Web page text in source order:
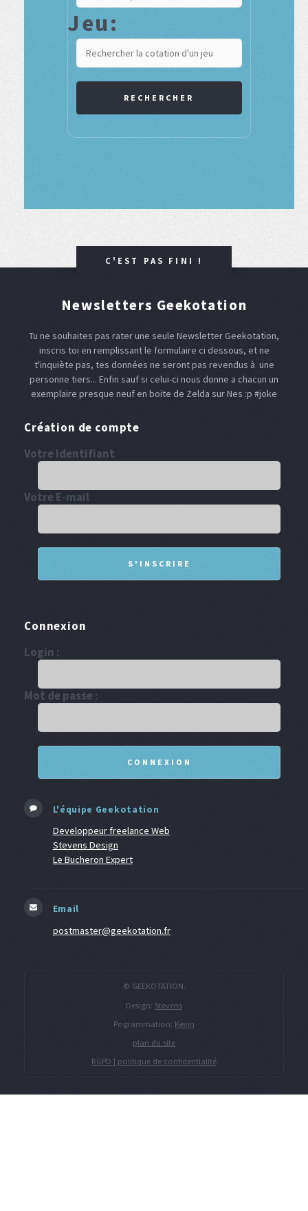
Jeu:
RECHERCHER
C'EST PAS FINI !
Newsletters Geekotation
Tu ne souhaites pas rater une seule Newsletter Geekotation,
inscris toi en remplissant le formulaire ci dessous, et ne
t'inquiète pas, tes données ne seront pas revendus à une
personne tiers... Enfin sauf si celui-ci nous donne a chacun un
exemplaire presque neuf en boite de Zelda sur Nes :p #joke
Création de compte
Votre Identifiant
Votre E-mail
Connexion
Login :
Mot de passe :
L'équipe Geekotation
Developpeur freelance Web
Stevens Design
Le Bucheron Expert
Email
postmaster@geekotation.fr
© GEEKOTATION.
Design: Stevens
Pogrammation: Kevin
plan du site
RGPD | politique de confidentialité